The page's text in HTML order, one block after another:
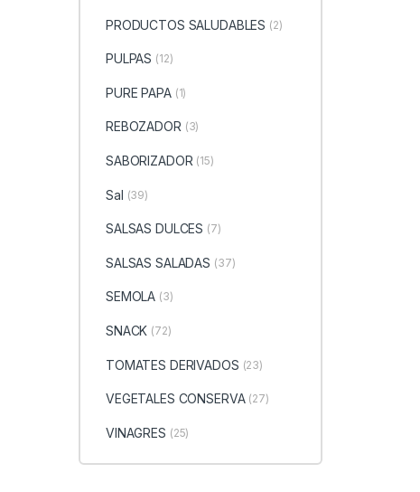
PRODUCTOS SALUDABLES (2)
PULPAS (12)
PURE PAPA (1)
REBOZADOR (3)
SABORIZADOR (15)
Sal (39)
SALSAS DULCES (7)
SALSAS SALADAS (37)
SEMOLA (3)
SNACK (72)
TOMATES DERIVADOS (23)
VEGETALES CONSERVA (27)
VINAGRES (25)